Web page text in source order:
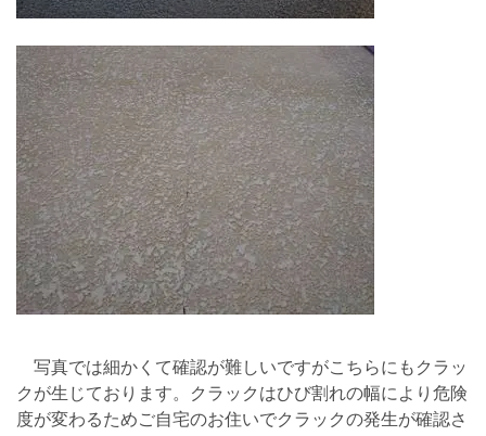
写真では細かくて確認が難しいですがこちらにもクラッ
クが生じております。クラックはひび割れの幅により危険
度が変わるためご自宅のお住いでクラックの発生が確認さ